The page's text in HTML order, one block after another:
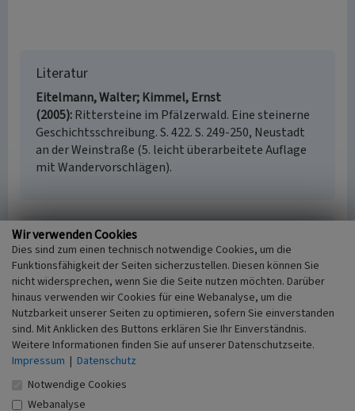
Literatur
Eitelmann, Walter; Kimmel, Ernst
(2005) Rittersteine im Pfälzerwald. Eine steinerne
Geschichtsschreibung. S. 422. S. 249-250, Neustadt
an der Weinstraße (5. leicht überarbeitete Auflage
mit Wandervorschlägen).
Ritterstein „Eckbach Ursprung“ bei Carlsberg-
Hertlingshausen
Schlagwörter
Ritterstein Gedenkstein
Ort
67316 Carlsberg - Hertlingshausen
Fachsicht(en)
Landeskunde
Erfassungsmaßstab
i.d.R. 1:5.000 (größer als 1:20.000)
Wir verwenden Cookies
Dies sind zum einen technisch notwendige Cookies, um die
Funktionsfähigkeit der Seiten sicherzustellen. Diesen können Sie
nicht widersprechen, wenn Sie die Seite nutzen möchten. Darüber
hinaus verwenden wir Cookies für eine Webanalyse, um die
Nutzbarkeit unserer Seiten zu optimieren, sofern Sie einverstanden
sind. Mit Anklicken des Buttons erklären Sie Ihr Einverständnis.
Weitere Informationen finden Sie auf unserer Datenschutzseite.
Impressum | Datenschutz
Notwendige Cookies
Webanalyse